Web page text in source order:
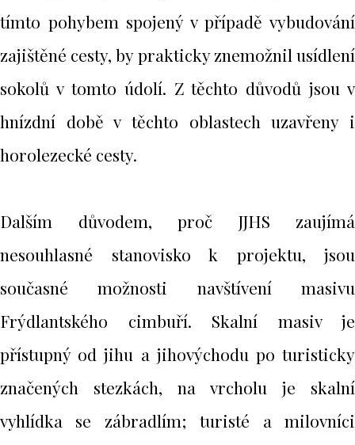
tímto pohybem spojený v případě vybudování
zajištěné cesty, by prakticky znemožnil usídlení
sokolů v tomto údolí. Z těchto důvodů jsou v
hnízdní době v těchto oblastech uzavřeny i
horolezecké cesty.
Dalším důvodem, proč JJHS zaujímá
nesouhlasné stanovisko k projektu, jsou
současné možnosti navštívení masivu
Frýdlantského cimbuří. Skalní masiv je
přístupný od jihu a jihovýchodu po turisticky
značených stezkách, na vrcholu je skalní
vyhlídka se zábradlím; turisté a milovníci